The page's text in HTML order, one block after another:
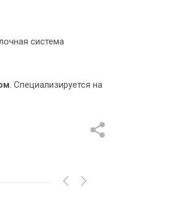
система
. Специализируется на